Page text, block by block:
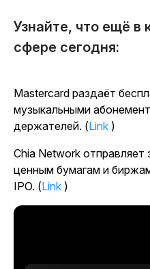
Узнайте, что ещё в
сфере сегодня:
Mastercard раздаёт
музыкальными
держателей. (Link )
Chia Network
ценным бумагам и
IPO. (Link )